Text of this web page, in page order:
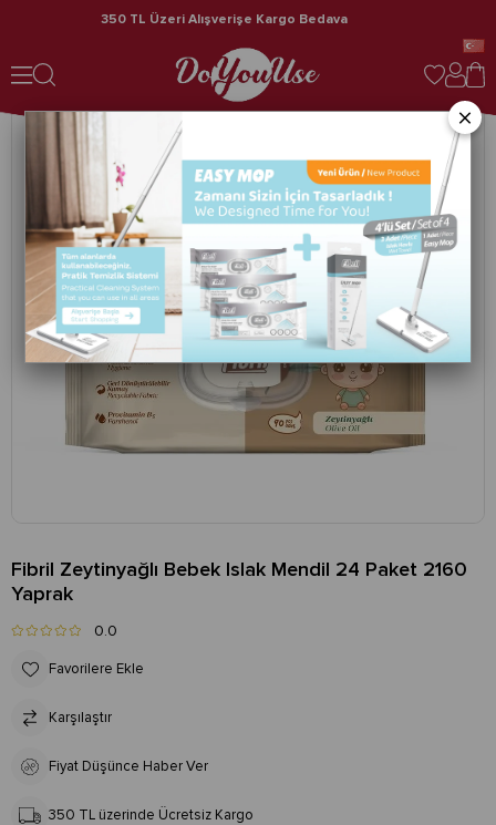
350 TL Üzeri Alışverişe Kargo Bedava
›
Fibril Zeytinyağlı Bebek Islak Mendil 24 Paket 2160
Yaprak
0.0
Favorilere Ekle
Karşılaştır
Fiyat Düşünce Haber Ver
350 TL üzerinde Ücretsiz Kargo
×